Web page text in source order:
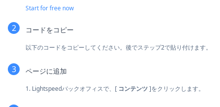
Start for free now
コードをコピー
以下のコードをコピーしてください。後でステップ2で貼り付けます。
ページに追加
1. Lightspeedバックオフィスで、[ コンテンツ ]をクリックします。